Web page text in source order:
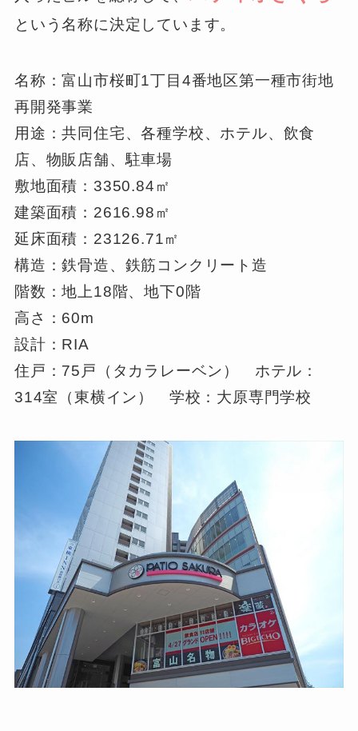
という名称に決定しています。
名称：富山市桜町1丁目4番地区第一種市街地
再開発事業
用途：共同住宅、各種学校、ホテル、飲食
店、物販店舗、駐車場
敷地面積：3350.84㎡
建築面積：2616.98㎡
延床面積：23126.71㎡
構造：鉄骨造、鉄筋コンクリート造
階数：地上18階、地下0階
高さ：60m
設計：RIA
住戸：75戸（タカラレーベン） ホテル：
314室（東横イン） 学校：大原専門学校